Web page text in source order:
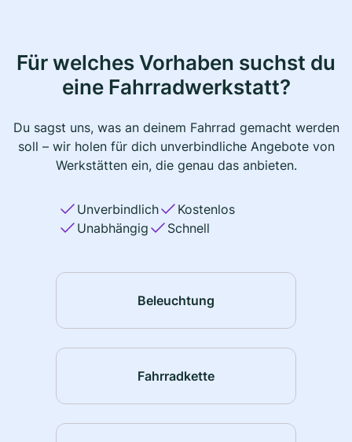
Für welches Vorhaben suchst du
eine Fahrradwerkstatt?
Du sagst uns, was an deinem Fahrrad gemacht werden
soll – wir holen für dich unverbindliche Angebote von
Werkstätten ein, die genau das anbieten.
Unverbindlich
Kostenlos
Unabhängig
Schnell
Beleuchtung
Fahrradkette